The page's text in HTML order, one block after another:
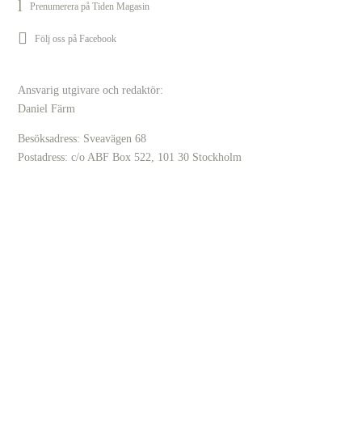
Prenumerera på Tiden Magasin
Följ oss på Facebook
Ansvarig utgivare och redaktör:
Daniel Färm
Besöksadress: Sveavägen 68
Postadress: c/o ABF Box 522, 101 30 Stockholm